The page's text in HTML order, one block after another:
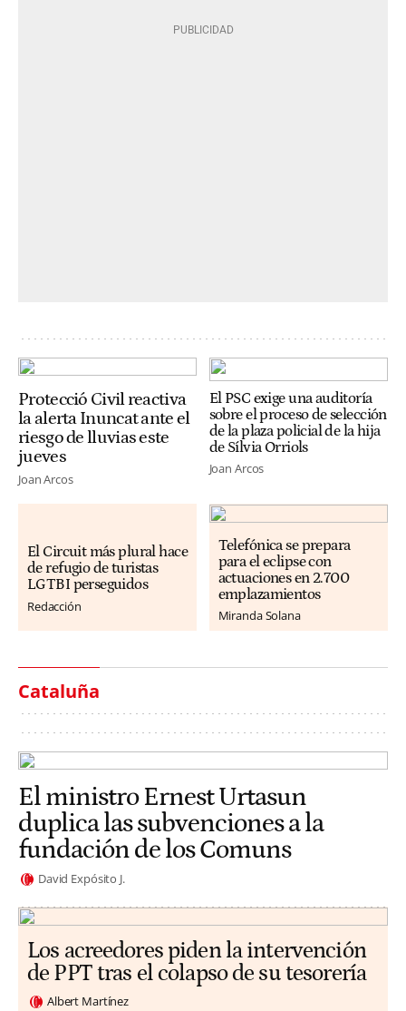
Protecció Civil reactiva
la alerta Inuncat ante el
riesgo de lluvias este
jueves
Joan Arcos
El PSC exige una auditoría
sobre el proceso de selección
de la plaza policial de la hija
de Sílvia Orriols
Joan Arcos
El Circuit más plural hace
de refugio de turistas
LGTBI perseguidos
Redacción
Telefónica se prepara
para el eclipse con
actuaciones en 2.700
emplazamientos
Miranda Solana
Cataluña
El ministro Ernest Urtasun
duplica las subvenciones a la
fundación de los Comuns
David Expósito J.
Los acreedores piden la intervención
de PPT tras el colapso de su tesorería
Albert Martínez